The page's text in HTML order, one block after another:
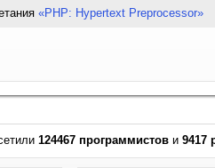
«PHP: Hypertext Preprocessor»
124467 программистов и 9417